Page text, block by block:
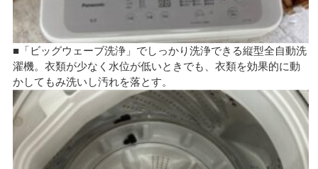
■「ビッグウェーブ洗浄」でしっかり洗浄できる縦型全自動洗
濯機。衣類が少なく水位が低いときでも、衣類を効果的に動
かしてもみ洗いし汚れを落とす。